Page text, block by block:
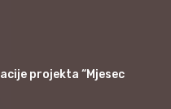
projekta “Mjesec